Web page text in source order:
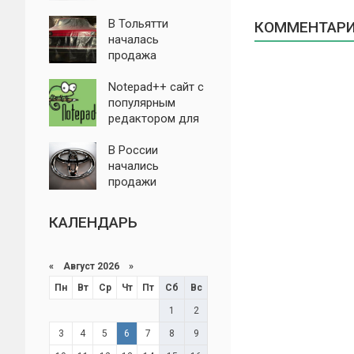
отечественного
трактора
В Тольятти
началась
продажа
Niva за 30 млн
рублей
Notepad++ сайт с
популярным
редактором для
заблокирован
В России
начались
продажи
гарантией.
КАЛЕНДАРЬ
« Август 2026 »
Пн
Вт Ср Чт Пт Сб Вс
1 2
3 4 5 6 7 8 9